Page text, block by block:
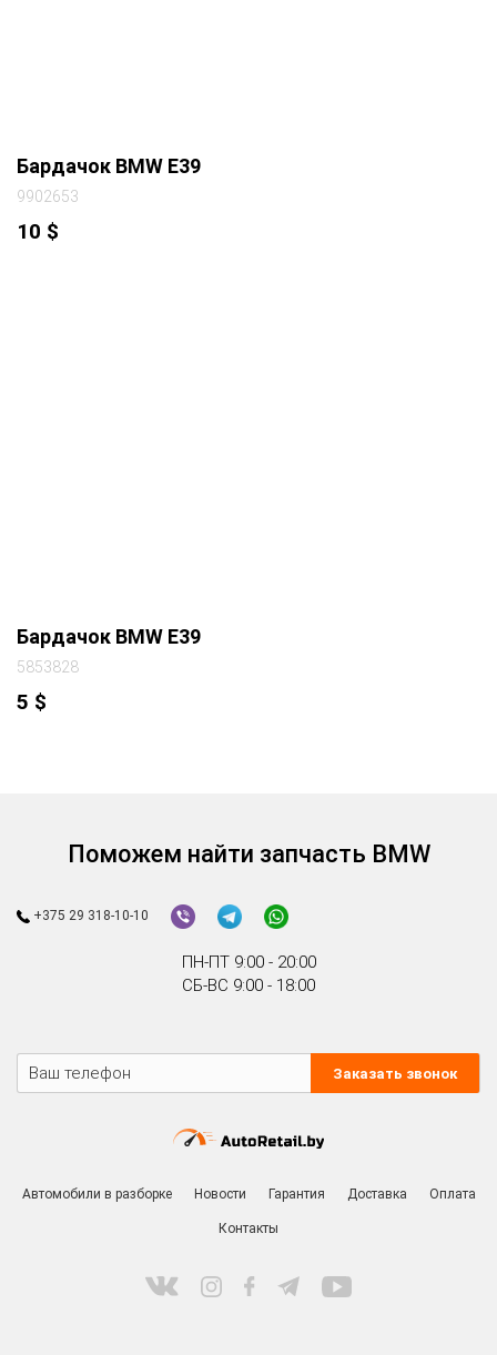
Бардачок BMW E39
9902653
10 $
Бардачок BMW E39
5853828
5 $
Поможем найти запчасть BMW
+375 29 318-10-10
ПН-ПТ 9:00 - 20:00
СБ-ВС 9:00 - 18:00
Заказать звонок
Автомобили в разборке Новости Гарантия Доставка Оплата
Контакты